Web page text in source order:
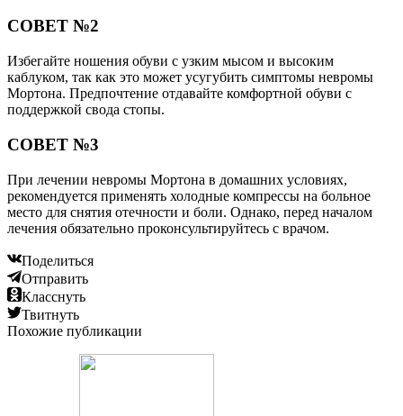
СОВЕТ №2
Избегайте ношения обуви с узким мысом и высоким
каблуком, так как это может усугубить симптомы невромы
Мортона. Предпочтение отдавайте комфортной обуви с
поддержкой свода стопы.
СОВЕТ №3
При лечении невромы Мортона в домашних условиях,
рекомендуется применять холодные компрессы на больное
место для снятия отечности и боли. Однако, перед началом
лечения обязательно проконсультируйтесь с врачом.
Поделиться
Отправить
Класснуть
Твитнуть
Похожие публикации